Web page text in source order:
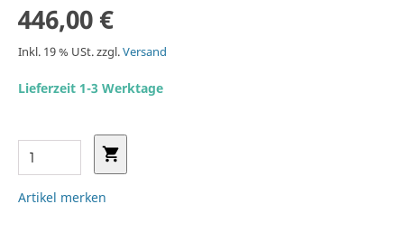
446,00 €
Inkl. 19 % USt. zzgl.Versand
Lieferzeit 1-3 Werktage
Artikel merken